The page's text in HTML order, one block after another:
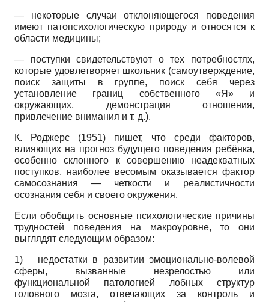
— некоторые случаи отклоняющегося поведения
имеют патопсихологическую природу и относятся к
области медицины;
— поступки свидетельствуют о тех потребностях,
которые удовлетворяет школьник (самоутверждение,
поиск защиты в группе, поиск себя через
установление границ собственного «Я» и
окружающих, демонстрация отношения,
привлечение внимания и т. д.).
К. Роджерс (1951) пишет, что среди факторов,
влияющих на прогноз будущего поведения ребёнка,
особенно склонного к совершению неадекватных
поступков, наиболее весомым оказывается фактор
самосознания — четкости и реалистичности
осознания себя и своего окружения.
Если обобщить основные психологические причины
трудностей поведения на макроуровне, то они
выглядят следующим образом:
1) недостатки в развитии эмоционально-волевой
сферы, вызванные незрелостью или
функциональной патологией лобных структур
головного мозга, отвечающих за контроль и